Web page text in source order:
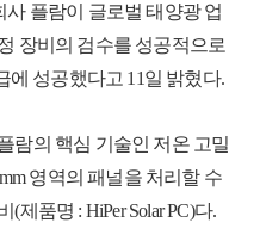
사 플람이 글로벌 태양광 업
장비의 검수를 성공적으로
에 성공했다고 11일 밝혔다.
람의 핵심 기술인 저온 고밀
영역의 패널을 처리할 수
제품명 : HiPer Solar PC)다.